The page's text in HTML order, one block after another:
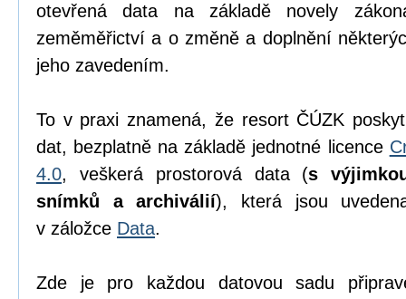
otevřená data na základě novely
zeměměřictví a o změně a doplnění
jeho zavedením.
To v praxi znamená, že resort ČÚZK
dat, bezplatně na základě jednotné licence
4.0, veškerá prostorová data (s
snímků a archiválií), která jsou
v záložce Data.
Zde je pro každou datovou sadu